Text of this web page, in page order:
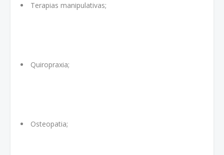
Terapias manipulativas;
Quiropraxia;
Osteopatia;